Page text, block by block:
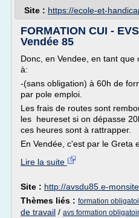
Site : https://ecole-et-
FORMATION CUI -
Vendée 85
Donc, en Vendee, en tant
à:
-(sans obligation) à 60h de
par pole emploi.
Les frais de routes sont
les heureset si on dépasse
ces heures sont à rattrapper.
En Vendée, c'est par le Greta
Lire la suite
Site : http://avsdu85.e-
Thèmes liés : formation
de travail / avs formation